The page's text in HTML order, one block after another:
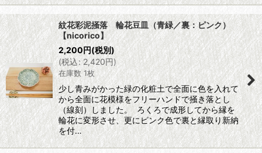
紋花彩泥掻落 輪花豆皿（青緑／裏：ピンク）
【nicorico】
2,200円(税別)
(税込: 2,420円)
在庫数 1枚
少し青みがかった緑の化粧土で全面に色を入れて
から全面に花模様をフリーハンドで掻き落とし
（線刻）しました。 ろくろで成形してから縁を
輪花に変形させ、更にピンク色で裏と縁取り新納
を付…